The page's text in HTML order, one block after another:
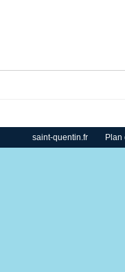
saint-quentin.fr Plan